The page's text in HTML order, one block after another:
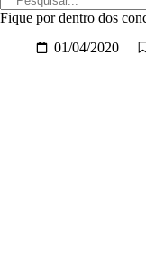
Fique por dentro dos
01/04/2020